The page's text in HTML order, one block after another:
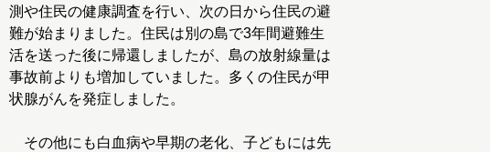
測や住民の健康調査を行い、次の日から住民の避
難が始まりました。住民は別の島で3年間避難生
活を送った後に帰還しましたが、島の放射線量は
事故前よりも増加していました。多くの住民が甲
状腺がんを発症しました。
その他にも白血病や早期の老化、子どもには先